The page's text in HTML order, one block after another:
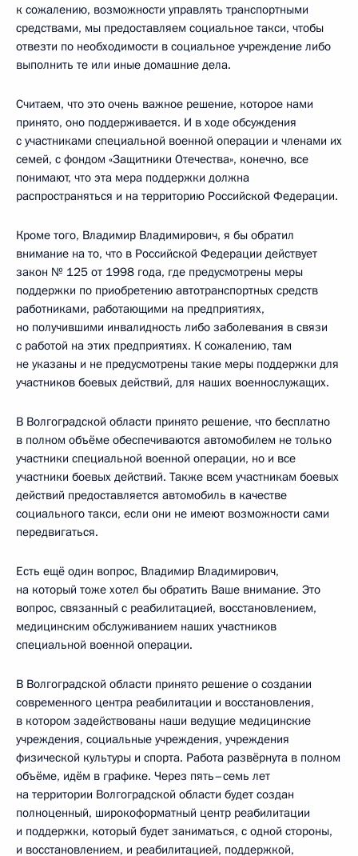
к сожалению, возможности управлять транспортными
средствами, мы предоставляем социальное такси, чтобы
отвезти по необходимости в социальное учреждение либо
выполнить те или иные домашние дела.
Считаем, что это очень важное решение, которое нами
принято, оно поддерживается. И в ходе обсуждения
с участниками специальной военной операции и членами их
семей, с фондом «Защитники Отечества», конечно, все
понимают, что эта мера поддержки должна
распространяться и на территорию Российской Федерации.
Кроме того, Владимир Владимирович, я бы обратил
внимание на то, что в Российской Федерации действует
закон № 125 от 1998 года, где предусмотрены меры
поддержки по приобретению автотранспортных средств
работниками, работающими на предприятиях,
но получившими инвалидность либо заболевания в связи
с работой на этих предприятиях. К сожалению, там
не указаны и не предусмотрены такие меры поддержки для
участников боевых действий, для наших военнослужащих.
В Волгоградской области принято решение, что бесплатно
в полном объёме обеспечиваются автомобилем не только
участники специальной военной операции, но и все
участники боевых действий. Также всем участникам боевых
действий предоставляется автомобиль в качестве
социального такси, если они не имеют возможности сами
передвигаться.
Есть ещё один вопрос, Владимир Владимирович,
на который тоже хотел бы обратить Ваше внимание. Это
вопрос, связанный с реабилитацией, восстановлением,
медицинским обслуживанием наших участников
специальной военной операции.
В Волгоградской области принято решение о создании
современного центра реабилитации и восстановления,
в котором задействованы наши ведущие медицинские
учреждения, социальные учреждения, учреждения
физической культуры и спорта. Работа развёрнута в полном
объёме, идём в графике. Через пять–семь лет
на территории Волгоградской области будет создан
полноценный, широкоформатный центр реабилитации
и поддержки, который будет заниматься, с одной стороны,
и восстановлением, и реабилитацией, поддержкой,